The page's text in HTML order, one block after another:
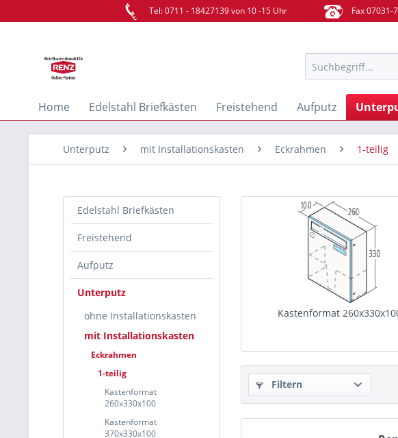
Tel: 0711 - 18427139 von 10 -15 Uhr Fax 07031-
Home Edelstahl Briefkästen Freistehend Aufputz
Unterputz mit Installationskasten Eckrahmen 1-teilig
Edelstahl Briefkästen
Freistehend
Aufputz
Unterputz
ohne Installationskasten
mit Installationskasten
Eckrahmen
1-teilig
Kastenformat
260x330x100
Kastenformat
370x330x100
Kastenformat
Filtern